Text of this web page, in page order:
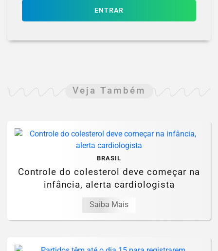
ENTRAR
Veja Também
BRASIL
Controle do colesterol deve começar na
infância, alerta cardiologista
Saiba Mais